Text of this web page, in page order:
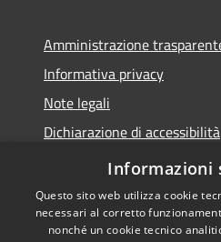
Amministrazione
Informativa privacy
Note legali
Dichiarazione di accessibilità
Piano di miglioramento del
Informazioni
Questo sito web utilizza cookie
necessari al corretto
nonché un cookie tecnico